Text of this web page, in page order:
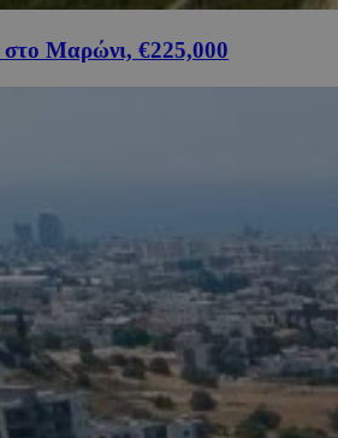
στο Μαρώνι, €225,000